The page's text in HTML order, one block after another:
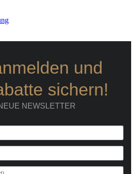
und
sichern!
NEWSLETTER